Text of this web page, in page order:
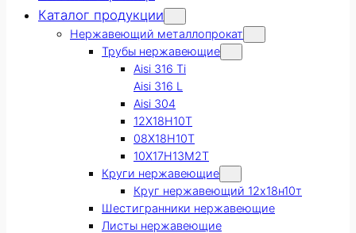
Каталог продукции
Нержавеющий металлопрокат
Трубы нержавеющие
Aisi 316 Ti
Aisi 316 L
Aisi 304
12Х18Н10Т
08Х18Н10Т
10Х17Н13М2Т
Круги нержавеющие
Круг нержавеющий 12х18н10т
Шестигранники нержавеющие
Листы нержавеющие